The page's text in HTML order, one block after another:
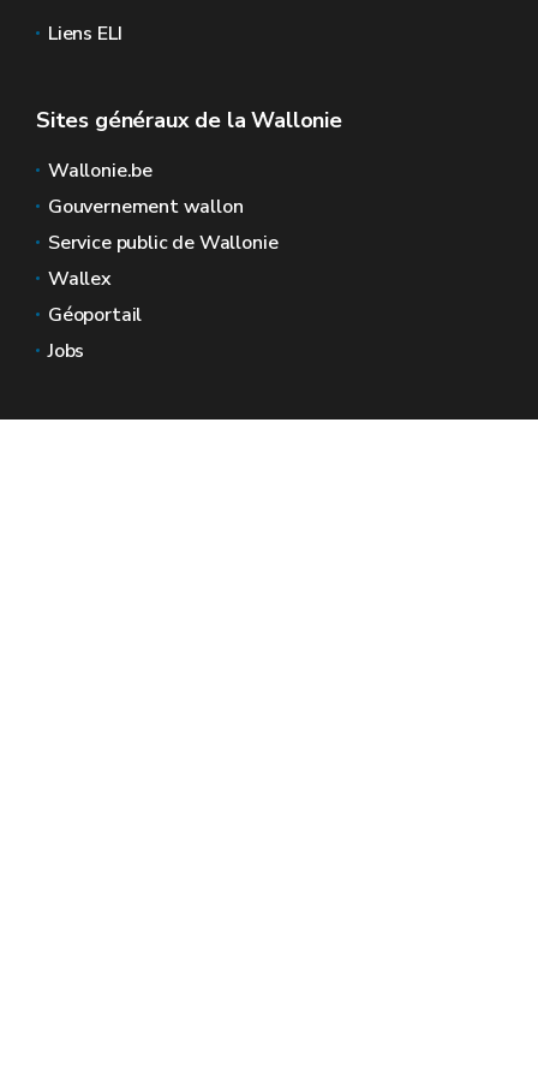
Liens ELI
Sites généraux de la Wallonie
Wallonie.be
Gouvernement wallon
Service public de Wallonie
Wallex
Géoportail
Jobs